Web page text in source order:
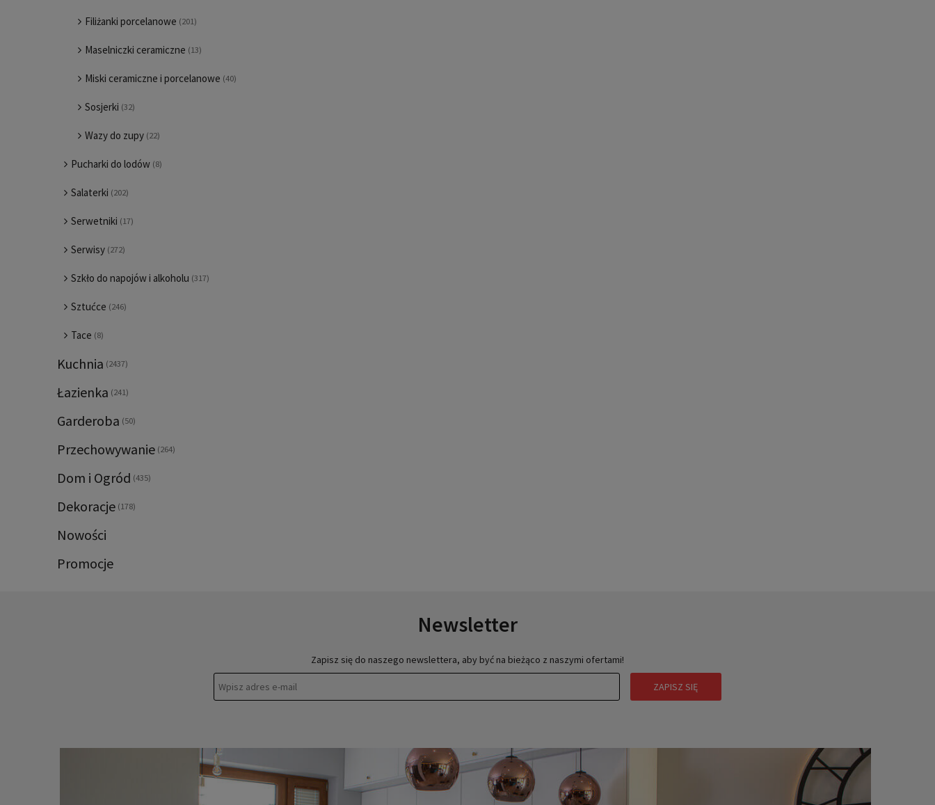
Filiżanki porcelanowe (201)
Maselniczki ceramiczne (13)
Miski ceramiczne i porcelanowe (40)
Sosjerki (32)
Wazy do zupy (22)
Pucharki do lodów (8)
Salaterki (202)
Serwetniki (17)
Serwisy (272)
Szkło do napojów i alkoholu (317)
Sztućce (246)
Tace (8)
Kuchnia (2437)
Łazienka (241)
Garderoba (50)
Przechowywanie (264)
Dom i Ogród (435)
Dekoracje (178)
Nowości
Promocje
Newsletter
Zapisz się do naszego newslettera, aby być na bieżąco z naszymi ofertami!
ZAPISZ SIĘ